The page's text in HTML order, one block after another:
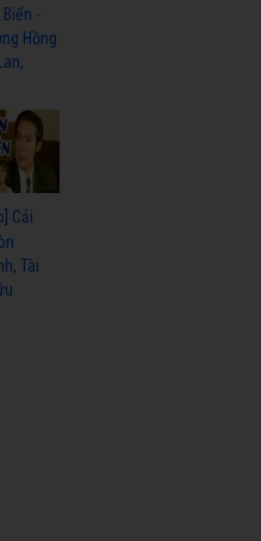
Biển -
Hồng
Cải
Tài